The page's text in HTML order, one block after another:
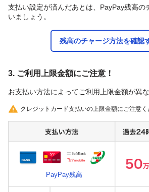
支払い設定が済んだあとは、PayPay残高の
いましょう。
残高のチャージ方法を確認
3. ご利用上限金額にご注意！
お支払い方法によってご利用上限金額が異な
クレジットカード支払いの上限金額にご注意く
PayPay残高